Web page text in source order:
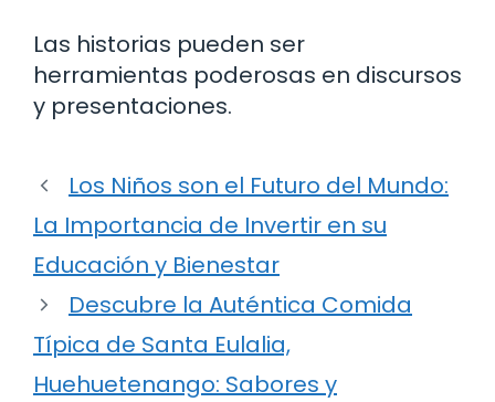
Las historias pueden ser
herramientas poderosas en discursos
y presentaciones.
Los Niños son el Futuro del Mundo:
La Importancia de Invertir en su
Educación y Bienestar
Descubre la Auténtica Comida
Típica de Santa Eulalia,
Huehuetenango: Sabores y